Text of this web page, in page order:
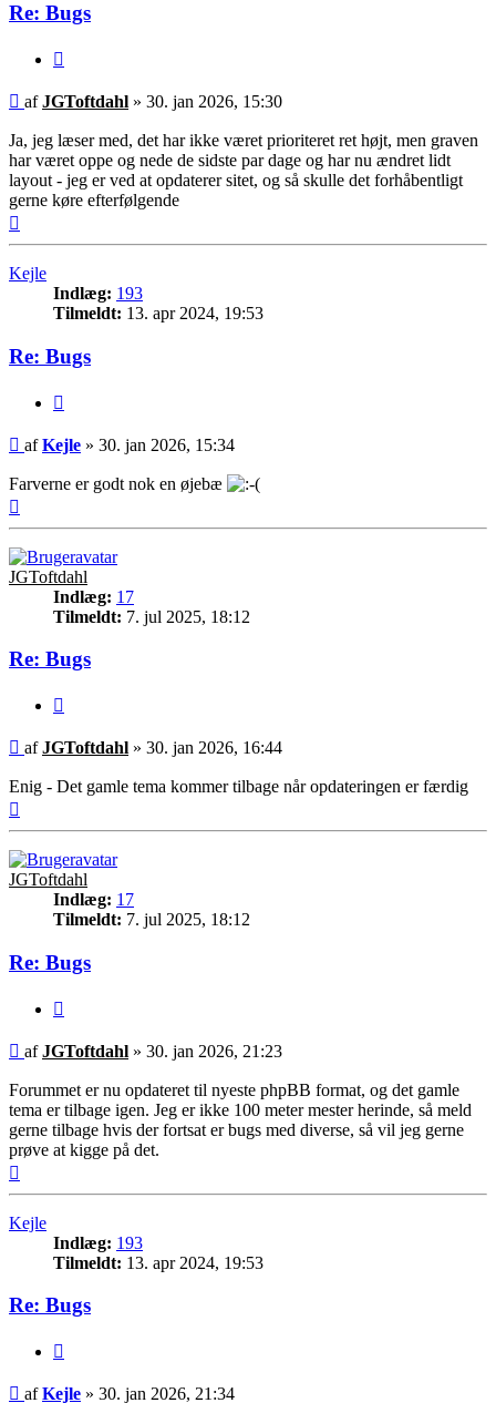
Re: Bugs
Indlæg
afJGToftdahl » 30. jan 2026, 15:30
Ja, jeg læser med, det har ikke været prioriteret ret højt, men graven
har været oppe og nede de sidste par dage og har nu ændret lidt
layout - jeg er ved at opdaterer sitet, og så skulle det forhåbentligt
gerne køre efterfølgende
Kejle
Indlæg: 193
Tilmeldt: 13. apr 2024, 19:53
Re: Bugs
Indlæg
afKejle » 30. jan 2026, 15:34
Farverne er godt nok en øjebæ
JGToftdahl
Indlæg: 17
Tilmeldt: 7. jul 2025, 18:12
Re: Bugs
Indlæg
afJGToftdahl » 30. jan 2026, 16:44
Enig - Det gamle tema kommer tilbage når opdateringen er færdig
JGToftdahl
Indlæg: 17
Tilmeldt: 7. jul 2025, 18:12
Re: Bugs
Indlæg
afJGToftdahl » 30. jan 2026, 21:23
Forummet er nu opdateret til nyeste phpBB format, og det gamle
tema er tilbage igen. Jeg er ikke 100 meter mester herinde, så meld
gerne tilbage hvis der fortsat er bugs med diverse, så vil jeg gerne
prøve at kigge på det.
Kejle
Indlæg: 193
Tilmeldt: 13. apr 2024, 19:53
Re: Bugs
Indlæg
afKejle » 30. jan 2026, 21:34